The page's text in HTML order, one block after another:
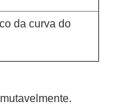
da curva do